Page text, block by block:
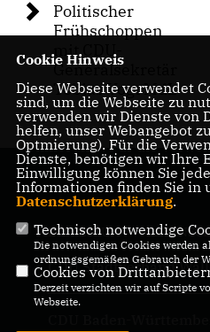
Politischer
Frühschoppen
mit CDU-
Generalsekretär
Tobias Vogt MdL
IMPRESSUM
CDU Stadtverband
Cookie Hinweis
Diese Webseite verwendet
sind, um die Webseite zu
verwenden wir Dienste von
helfen, unser Webangebot
Optmierung). Für die
Dienste, benötigen wir Ihre
Einwilligung können Sie
Informationen finden Sie in
Datenschutzerklärung.
Technisch notwendige
Die notwendigen Cookies werden
ordnungsgemäßen Gebrauch der
Cookies von
Derzeit verzichten wir auf Scripte
Webseite.